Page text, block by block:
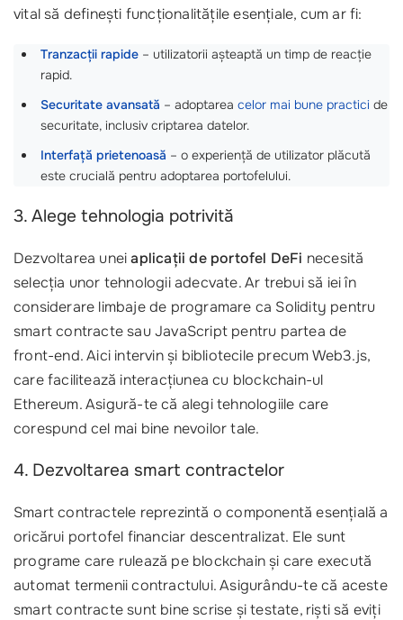
vital să definești funcționalitățile esențiale, cum ar fi:
Tranzacții rapide – utilizatorii așteaptă un timp de reacție
rapid.
Securitate avansată – adoptarea celor mai bune practici de
securitate, inclusiv criptarea datelor.
Interfață prietenoasă – o experiență de utilizator plăcută
este crucială pentru adoptarea portofelului.
3. Alege tehnologia potrivită
Dezvoltarea uneiaplicații de portofel DeFi necesită
selecția unor tehnologii adecvate. Ar trebui să iei în
considerare limbaje de programare ca Solidity pentru
smart contracte sau JavaScript pentru partea de
front-end. Aici intervin și bibliotecile precum Web3.js,
care facilitează interacțiunea cu blockchain-ul
Ethereum. Asigură-te că alegi tehnologiile care
corespund cel mai bine nevoilor tale.
4. Dezvoltarea smart contractelor
Smart contractele reprezintă o componentă esențială a
oricărui portofel financiar descentralizat. Ele sunt
programe care rulează pe blockchain și care execută
automat termenii contractului. Asigurându-te că aceste
smart contracte sunt bine scrise și testate, riști să eviți